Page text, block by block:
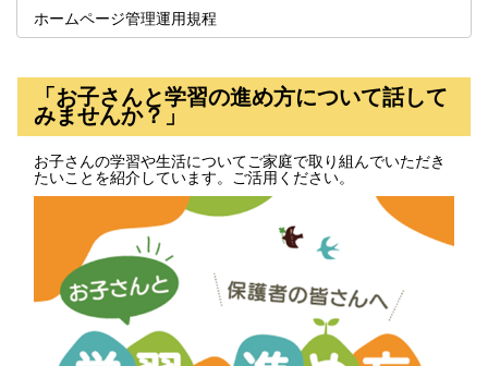
ホームページ管理運用規程
「お子さんと学習の進め方について話して
みませんか？」
お子さんの学習や生活についてご家庭で取り組んでいただき
たいことを紹介しています。ご活用ください。